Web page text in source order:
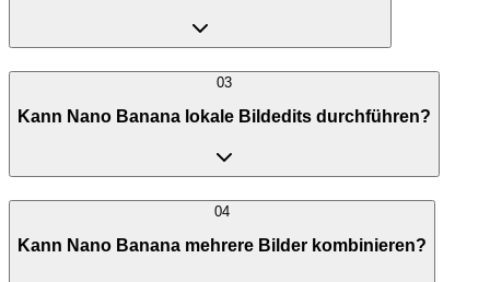
03
Kann Nano Banana lokale Bildedits durchführen?
04
Kann Nano Banana mehrere Bilder kombinieren?